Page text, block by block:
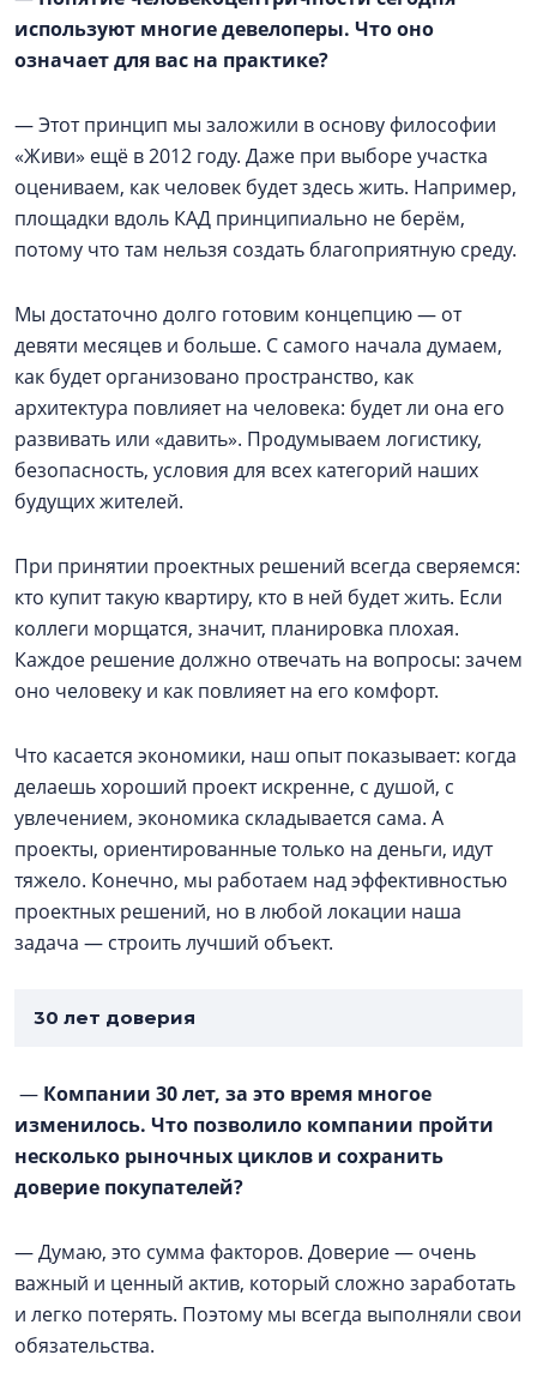
используют многие девелоперы. Что оно
означает для вас на практике?
— Этот принцип мы заложили в основу философии
«Живи» ещё в 2012 году. Даже при выборе участка
оцениваем, как человек будет здесь жить. Например,
площадки вдоль КАД принципиально не берём,
потому что там нельзя создать благоприятную среду.
Мы достаточно долго готовим концепцию — от
девяти месяцев и больше. С самого начала думаем,
как будет организовано пространство, как
архитектура повлияет на человека: будет ли она его
развивать или «давить». Продумываем логистику,
безопасность, условия для всех категорий наших
будущих жителей.
При принятии проектных решений всегда сверяемся:
кто купит такую квартиру, кто в ней будет жить. Если
коллеги морщатся, значит, планировка плохая.
Каждое решение должно отвечать на вопросы: зачем
оно человеку и как повлияет на его комфорт.
Что касается экономики, наш опыт показывает: когда
делаешь хороший проект искренне, с душой, с
увлечением, экономика складывается сама. А
проекты, ориентированные только на деньги, идут
тяжело. Конечно, мы работаем над эффективностью
проектных решений, но в любой локации наша
задача — строить лучший объект.
30 лет доверия
— Компании 30 лет, за это время многое
изменилось. Что позволило компании пройти
несколько рыночных циклов и сохранить
доверие покупателей?
— Думаю, это сумма факторов. Доверие — очень
важный и ценный актив, который сложно заработать
и легко потерять. Поэтому мы всегда выполняли свои
обязательства.